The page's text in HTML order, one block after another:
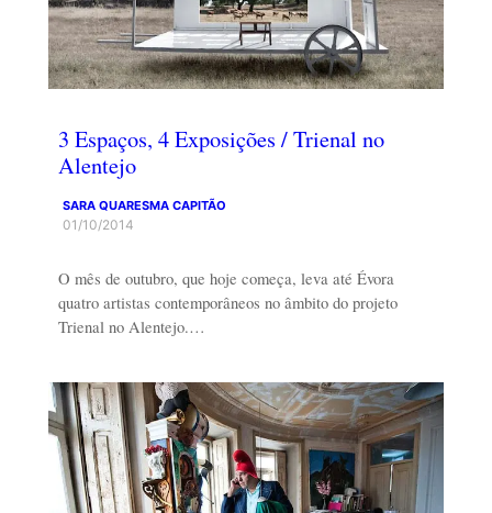
3 Espaços, 4 Exposições / Trienal no
Alentejo
SARA QUARESMA CAPITÃO
01/10/2014
O mês de outubro, que hoje começa, leva até Évora
quatro artistas contemporâneos no âmbito do projeto
Trienal no Alentejo.…